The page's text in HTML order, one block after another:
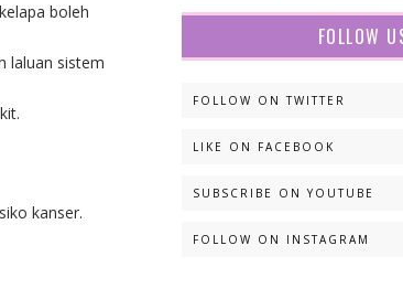
boleh
laluan sistem
kanser.
FOLLOW
FOLLOW ON TWITTER
LIKE ON FACEBOOK
SUBSCRIBE ON YOUTUBE
FOLLOW ON INSTAGRAM